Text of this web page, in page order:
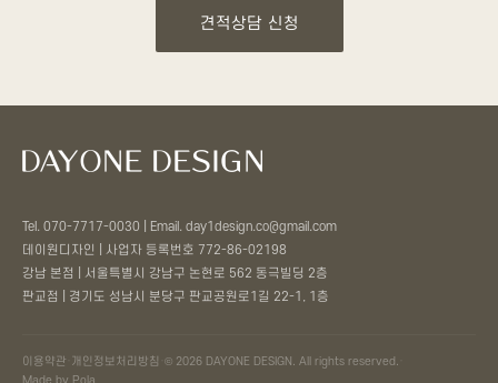
견적상담 신청
Tel. 070-7717-0030 | Email. day1design.co@gmail.com
데이원디자인 | 사업자 등록번호 772-86-02198
강남 본점 | 서울특별시 강남구 논현로 562 동극빌딩 2층
판교점 | 경기도 성남시 분당구 판교공원로1길 22-1, 1층
이용약관 개인정보처리방침 © 2026 DAYONE DESIGN. All rights reserved.